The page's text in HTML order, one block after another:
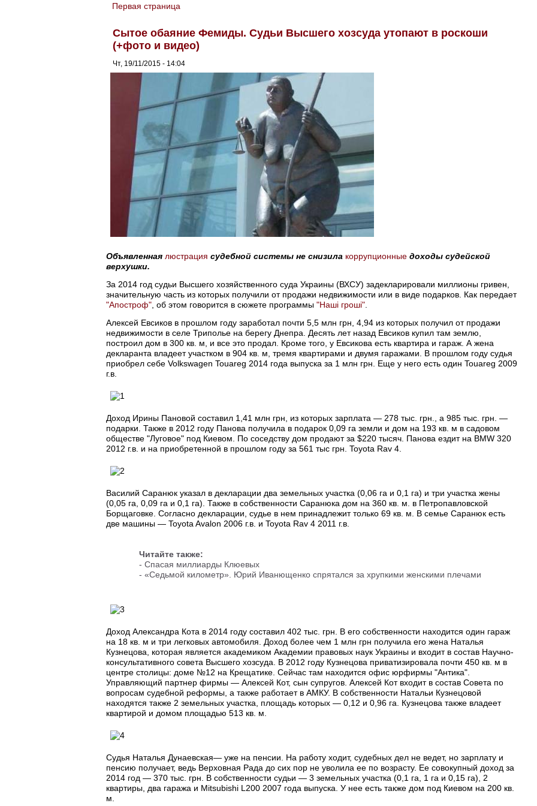
You are here
Первая страница
Сытое обаяние Фемиды. Судьи Высшего хозсуда утопают в роскоши
(+фото и видео)
Чт, 19/11/2015 - 14:04
Объявленная люстрация судебной системы не снизила коррупционные доходы судейской
верхушки.
За 2014 год судьи Высшего хозяйственного суда Украины (ВХСУ) задекларировали миллионы гривен,
значительную часть из которых получили от продажи недвижимости или в виде подарков. Как передает
"Апостроф" , об этом говорится в сюжете программы "Нашi грошi"
Алексей Евсиков в прошлом году заработал почти 5,5 млн грн, 4,94 из которых получил от продажи
недвижимости в селе Триполье на берегу Днепра. Десять лет назад Евсиков купил там землю,
построил дом в 300 кв. м, и все это продал. Кроме того, у Евсикова есть квартира и гараж. А жена
декларанта владеет участком в 904 кв. м, тремя квартирами и двумя гаражами. В прошлом году судья
приобрел себе Volkswagen Touareg 2014 года выпуска за 1 млн грн. Еще у него есть один Touareg 2009
г.в.
Доход Ирины Пановой составил 1,41 млн грн, из которых зарплата — 278 тыс. грн., а 985 тыс. грн. —
подарки. Также в 2012 году Панова получила в подарок 0,09 га земли и дом на 193 кв. м в садовом
обществе "Луговое" под Киевом. По соседству дом продают за $220 тысяч. Панова ездит на BMW 320
2012 г.в. и на приобретенной в прошлом году за 561 тыс грн. Toyota Rav 4.
Василий Саранюк указал в декларации два земельных участка (0,06 га и 0,1 га) и три участка жены
(0,05 га, 0,09 га и 0,1 га). Также в собственности Саранюка дом на 360 кв. м. в Петропавловской
Борщаговке. Согласно декларации, судье в нем принадлежит только 69 кв. м. В семье Саранюк есть
две машины — Toyota Avalon 2006 г.в. и Toyota Rav 4 2011 г.в.
Читайте также:
- Спасая миллиарды Клюевых
- «Седьмой километр». Юрий Иванющенко спрятался за хрупкими женскими плечами
Доход Александра Кота в 2014 году составил 402 тыс. грн. В его собственности находится один гараж
на 18 кв. м и три легковых автомобиля. Доход более чем 1 млн грн получила его жена Наталья
Кузнецова, которая является академиком Академии правовых наук Украины и входит в состав Научно-
консультативного совета Высшего хозсуда. В 2012 году Кузнецова приватизировала почти 450 кв. м в
центре столицы: доме №12 на Крещатике. Сейчас там находится офис юрфирмы "Антика".
Управляющий партнер фирмы — Алексей Кот, сын супругов. Алексей Кот входит в состав Совета по
вопросам судебной реформы, а также работает в АМКУ. В собственности Натальи Кузнецовой
находятся также 2 земельных участка, площадь которых — 0,12 и 0,96 га. Кузнецова также владеет
квартирой и домом площадью 513 кв. м.
Судья Наталья Дунаевская— уже на пенсии. На работу ходит, судебных дел не ведет, но зарплату и
пенсию получает, ведь Верховная Рада до сих пор не уволила ее по возрасту. Ее совокупный доход за
2014 год — 370 тыс. грн. В собственности судьи — 3 земельных участка (0,1 га, 1 га и 0,15 га), 2
квартиры, два гаража и Mitsubishi L200 2007 года выпуска. У нее есть также дом под Киевом на 200 кв.
м.